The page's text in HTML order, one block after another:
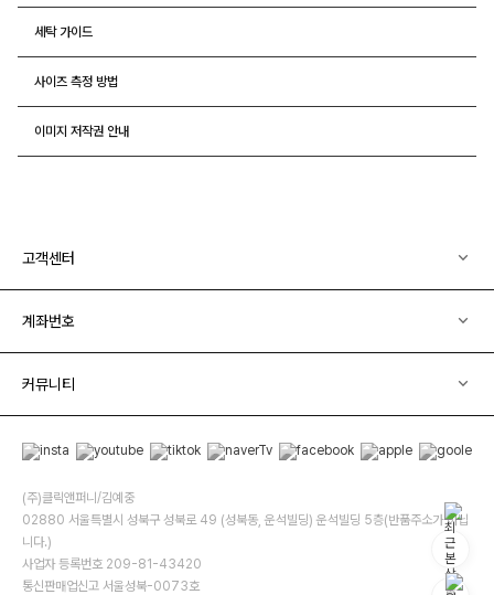
세탁 가이드
사이즈 측정 방법
이미지 저작권 안내
고객센터
계좌번호
커뮤니티
(주)클릭앤퍼니/김예중
02880 서울특별시 성북구 성북로 49 (성북동, 운석빌딩) 운석빌딩 5층(반품주소가 아닙
니다.)
사업자 등록번호 209-81-43420
통신판매업신고 서울성북-0073호